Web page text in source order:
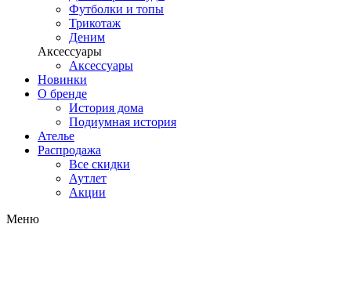
Футболки и топы
Трикотаж
Деним
Аксессуары
Аксессуары
Новинки
О бренде
История дома
Подиумная история
Ателье
Распродажа
Все скидки
Аутлет
Акции
Меню